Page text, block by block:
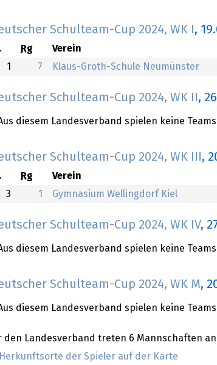
Schulteam-Cup 2024, WK I ,
Rg Verein
1
7 Klaus-Groth-Schule Neumünster
Schulteam-Cup 2024, WK II ,
diesem Landesverband spielen keine
Schulteam-Cup 2024, WK III ,
Rg Verein
3
1 Gymnasium Wellingdorf Kiel
Schulteam-Cup 2024, WK IV,
diesem Landesverband spielen keine
Schulteam-Cup 2024, WK M,
diesem Landesverband spielen keine
den Landesverband treten 6 Mannschaften
der Spieler auf der Karte